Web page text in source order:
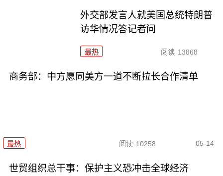
外交部发言人就美国总统特朗普
访华情况答记者问
最热 阅读 13868
商务部：中方愿同美方一道不断拉长合作清单
最热 阅读 10258 05-14
世贸组织总干事：保护主义恐冲击全球经济